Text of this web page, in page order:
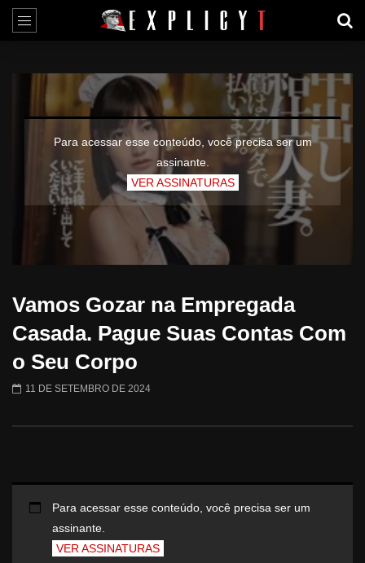
Para acessar esse conteúdo, você precisa ser um
assinante.
VER ASSINATURAS
Vamos Gozar na Empregada
Casada. Pague Suas Contas Com
o Seu Corpo
11 DE SETEMBRO DE 2024
Para acessar esse conteúdo, você precisa ser um
assinante.
VER ASSINATURAS